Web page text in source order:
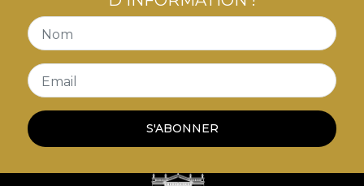
Nom
Email
S'ABONNER